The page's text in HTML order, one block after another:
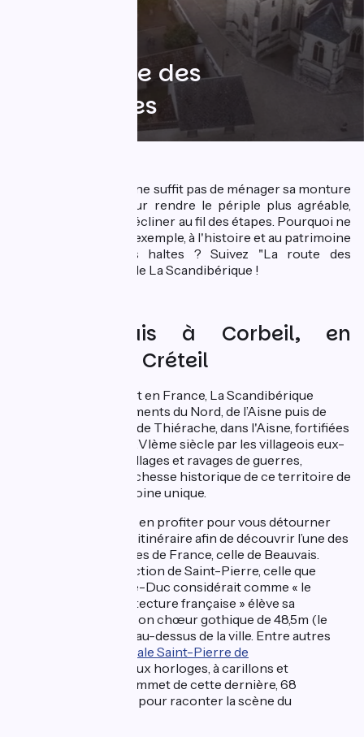
Sur la route des
cathédrales
Pour bien voyager, il ne suffit pas de ménager sa monture
! On peut aussi, pour rendre le périple plus agréable,
choisir un thème à décliner au fil des étapes. Pourquoi ne
pas s'intéresser, par exemple, à l'histoire et au patrimoine
religieux au fil des haltes ? Suivez "La route des
cathédrales", à bord de La Scandibérique !
De Beauvais à Corbeil, en
passant par Créteil
À son point de départ en France, La Scandibérique
traverse les départements du Nord, de l’Aisne puis de
l’Oise. Les 60 églises de Thiérache, dans l'Aisne, fortifiées
majoritairement au XVIème siècle par les villageois eux-
mêmes, lassés des pillages et ravages de guerres,
rappellent toute la richesse historique de ce territoire de
frontières, au patrimoine unique.
Ensuite, vous pouvez en profiter pour vous détourner
légèrement de votre itinéraire afin de découvrir l’une des
plus belles cathédrales de France, celle de Beauvais.
Placée sous la protection de Saint-Pierre, celle que
l’architecte Viollet-le-Duc considérait comme « le
Parthénon de l’architecture française » élève sa
silhouette altière et son chœur gothique de 48,5m (le
plus haut du monde) au-dessus de la ville. Entre autres
la cathédrale Saint-Pierre de
possède deux horloges, à carillons et
astronomique. Au sommet de cette dernière, 68
automates s’animent pour raconter la scène du